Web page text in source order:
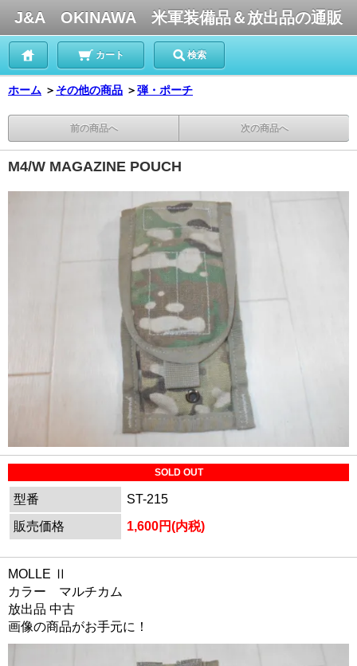
J&A OKINAWA 米軍装備品＆放出品の通販
カート 検索
ホーム ＞ その他の商品 ＞弾・ポーチ
前の商品へ 次の商品へ
M4/W MAGAZINE POUCH
SOLD OUT
型番
ST-215
販売価格
1,600円(内税)
MOLLE Ⅱ
カラー マルチカム
放出品 中古
画像の商品がお手元に！